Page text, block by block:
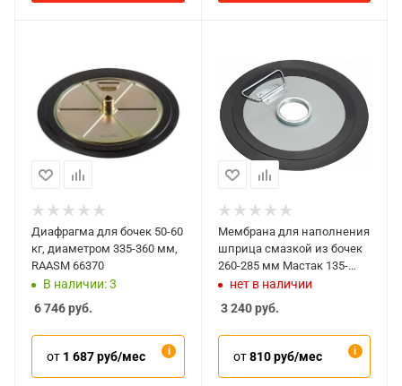
Диафрагма для бочек 50-60
кг, диаметром 335-360 мм,
RAASM 66370
В наличии: 3
6 746руб.
от 1 687 руб/мес
Мембрана для наполнения
шприца смазкой из бочек
260-285 мм Мастак 135-
30001
нет в наличии
3 240руб.
от810 руб/мес